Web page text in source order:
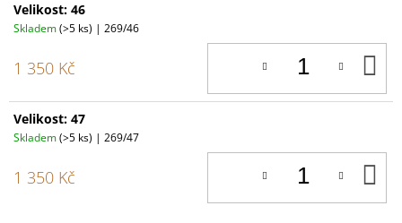
Velikost: 46
Skladem(>5 ks) | 269/46
1 350 Kč
Velikost: 47
Skladem(>5 ks) | 269/47
1 350 Kč